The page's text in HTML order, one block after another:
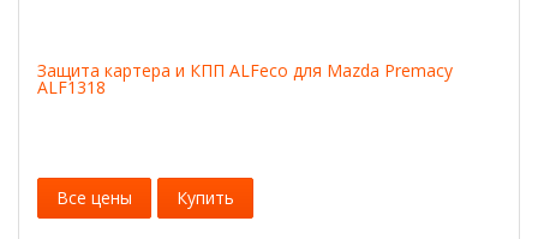
Защита картера и КПП ALFeco для Mazda Premacy
ALF1318
Все цены Купить